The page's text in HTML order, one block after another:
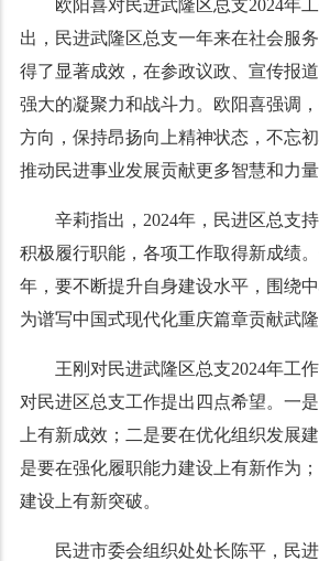
欧阳喜对民进武隆区总支2024年
出，民进武隆区总支一年来在社会服
得了显著成效，在参政议政、宣传报
强大的凝聚力和战斗力。欧阳喜强调 ，
方向，保持昂扬向上精神状态，不忘
推动民进事业发展贡献更多智慧和力量
辛莉指出， 2024年，民进区总支
积极履行职能，各项工作取得新成绩。
年，要不断提升自身建设水平，围绕
为谱写中国式现代化重庆篇章贡献武隆
王刚对民进武隆区总支2024年工作
对民进区总支工作提出 四点希望。 一
上有新成效；二是要在优化组织发展
是要在强化履职能力建设上有新作为
建设上有新突破。
民进市委会组织处处长陈平，民